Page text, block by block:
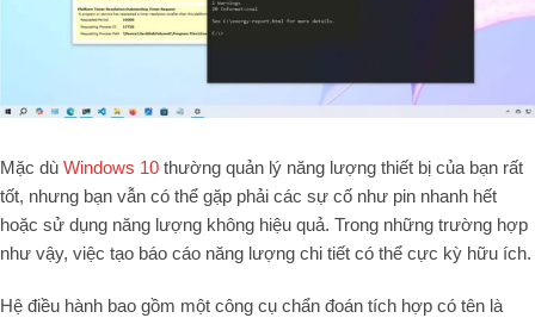
Mặc dù Windows 10 thường quản lý năng lượng thiết bị của bạn rất
tốt, nhưng bạn vẫn có thể gặp phải các sự cố như pin nhanh hết
hoặc sử dụng năng lượng không hiệu quả. Trong những trường hợp
như vậy, việc tạo báo cáo năng lượng chi tiết có thể cực kỳ hữu ích.
Hệ điều hành bao gồm một công cụ chẩn đoán tích hợp có tên là